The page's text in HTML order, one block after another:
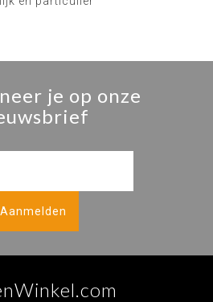
je op onze
Aanmelden